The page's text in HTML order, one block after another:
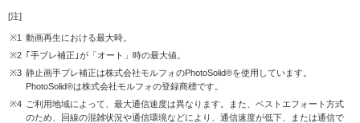
[注]
※1 動画再生における最大時。
※2 ｢手ブレ補正｣が「オート」時の最大値。
※3 静止画手ブレ補正は株式会社モルフォのPhotoSolid®を使用しています。
PhotoSolid®は株式会社モルフォの登録商標です。
※4 ご利用地域によって、最大通信速度は異なります。また、ベストエフォート方式
のため、回線の混雑状況や通信環境などにより、通信速度が低下、または通信で